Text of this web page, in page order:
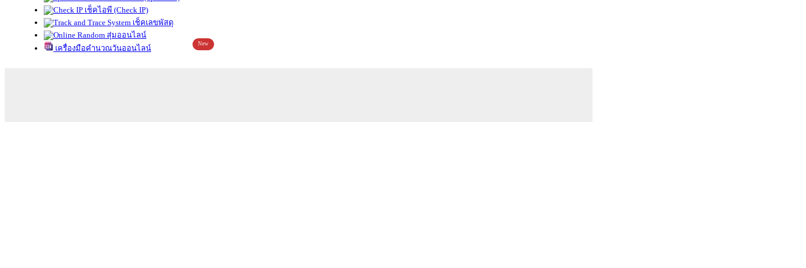
เช็คไอพี (Check IP)
เช็คเลขพัสดุ
สุ่มออนไลน์
เครื่องมือคำนวณวันออนไลน์
New